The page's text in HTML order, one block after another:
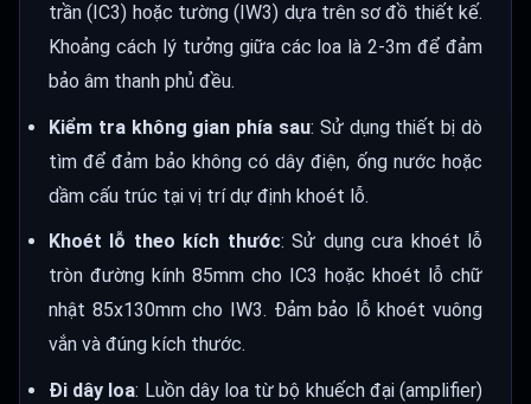
trần (IC3) hoặc tường (IW3) dựa trên sơ đồ thiết kế.
Khoảng cách lý tưởng giữa các loa là 2-3m để đảm
bảo âm thanh phủ đều.
Kiểm tra không gian phía sau: Sử dụng thiết bị dò
tìm để đảm bảo không có dây điện, ống nước hoặc
dầm cấu trúc tại vị trí dự định khoét lỗ.
Khoét lỗ theo kích thước: Sử dụng cưa khoét lỗ
tròn đường kính 85mm cho IC3 hoặc khoét lỗ chữ
nhật 85x130mm cho IW3. Đảm bảo lỗ khoét vuông
vắn và đúng kích thước.
Đi dây loa: Luồn dây loa từ bộ khuếch đại (amplifier)